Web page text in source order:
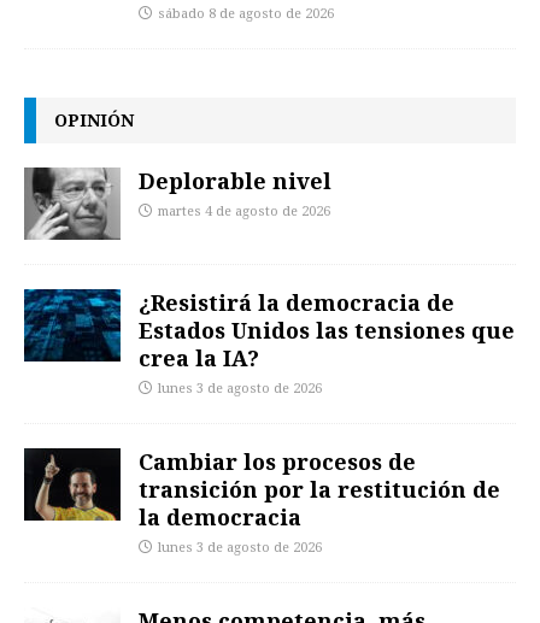
sábado 8 de agosto de 2026
OPINIÓN
Deplorable nivel
martes 4 de agosto de 2026
¿Resistirá la democracia de
Estados Unidos las tensiones que
crea la IA?
lunes 3 de agosto de 2026
Cambiar los procesos de
transición por la restitución de
la democracia
lunes 3 de agosto de 2026